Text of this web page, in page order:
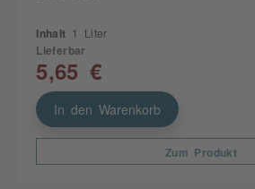
Inhalt 1 Liter
Lieferbar
5,65 €
In den Warenkorb
Zum Produkt